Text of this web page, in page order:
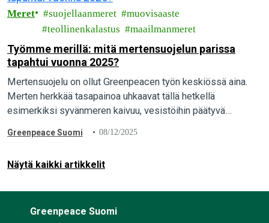
Meret suojellaanmeret
muovisaaste
teollinenkalastus
maailmanmeret
Työmme merillä: mitä mertensuojelun parissa
tapahtui vuonna 2025?
Mertensuojelu on ollut Greenpeacen työn keskiössä aina.
Merten herkkää tasapainoa uhkaavat tällä hetkellä
esimerkiksi syvänmeren kaivuu, vesistöihin päätyvä
pohjatroolaus. Mitä näiden aiheiden parissa…
Greenpeace Suomi 08/12/2025
Näytä kaikki artikkelit
Greenpeace Suomi